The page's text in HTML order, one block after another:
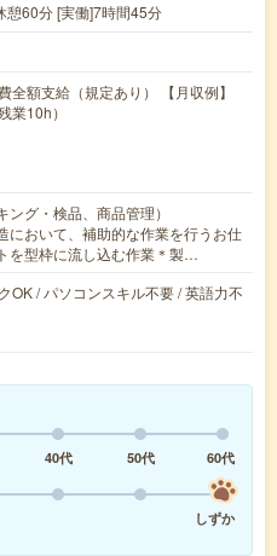
憩60分 [実働]7時間45分
全額支給（規定あり） 【月収例】
業10h）
グ・検品、商品管理）
において、補助的な作業を行うお仕
を型枠に流し込む作業＊製…
OK / パソコンスキル不要 / 英語力不
40代 50代
60代
しずか